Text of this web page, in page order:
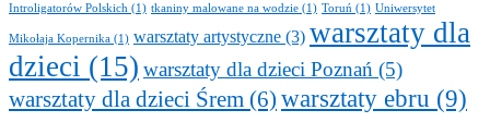
Introligatorów Polskich (1) tkaniny malowane na wodzie (1) Toruń (1) Uniwersytet
Mikołaja Kopernika (1) warsztaty artystyczne (3) warsztaty dla
dzieci (15) warsztaty dla dzieci Poznań (5)
warsztaty dla dzieci Śrem (6) warsztaty ebru (9)